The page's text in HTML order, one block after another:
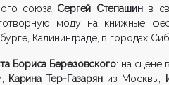
союза Сергей Степашинв
моду на книжные
Калининграде, в городах
Бориса Березовского: на сцене
Карина Тер-Газаряниз Москвы,